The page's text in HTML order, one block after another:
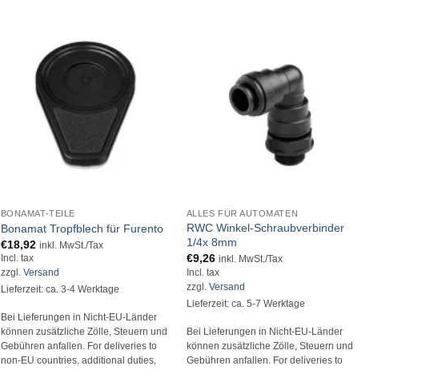
BONAMAT-TEILE
Bonamat Tropfblech für Furento
€18,92 inkl. MwSt./Tax
Incl. tax
zzgl. Versand
Lieferzeit: ca. 3-4 Werktage
Bei Lieferungen in Nicht-EU-Länder
können zusätzliche Zölle, Steuern und
Gebühren anfallen. For deliveries to
non-EU countries, additional duties,
ALLES FÜR AUTOMATEN
RWC Winkel-Schraubverbinder
1/4x 8mm
€9,26 inkl. MwSt./Tax
Incl. tax
zzgl. Versand
Lieferzeit: ca. 5-7 Werktage
Bei Lieferungen in Nicht-EU-Länder
können zusätzliche Zölle, Steuern und
Gebühren anfallen. For deliveries to